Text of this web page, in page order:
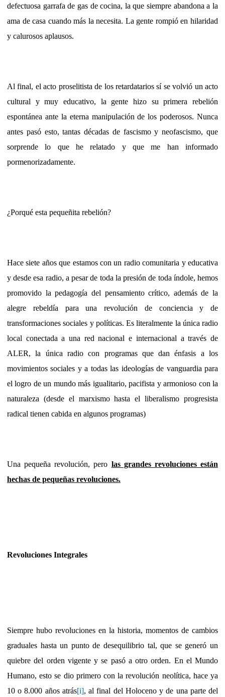
defectuosa garrafa de gas de cocina, la que siempre abandona a la
ama de casa cuando más la necesita. La gente rompió en hilaridad
y calurosos aplausos.
Al final, el acto proselitista de los retardatarios sí se volvió un acto
cultural y muy educativo, la gente hizo su primera rebelión
espontánea ante la eterna manipulación de los poderosos. Nunca
antes pasó esto, tantas décadas de fascismo y neofascismo, que
sorprende lo que he relatado y que me han informado
pormenorizadamente.
¿Porqué esta pequeñita rebelión?
Hace siete años que estamos con un radio comunitaria y educativa
y desde esa radio, a pesar de toda la presión de toda índole, hemos
promovido la pedagogía del pensamiento crítico, además de la
alegre rebeldía para una revolución de conciencia y de
transformaciones sociales y políticas. Es literalmente la única radio
local conectada a una red nacional e internacional a través de
ALER, la única radio con programas que dan énfasis a los
movimientos sociales y a todas las ideologías de vanguardia para
el logro de un mundo más igualitario, pacifista y armonioso con la
naturaleza (desde el marxismo hasta el liberalismo progresista
radical tienen cabida en algunos programas)
Una pequeña revolución, pero las grandes revoluciones están
hechas de pequeñas revoluciones.
Revoluciones Integrales
Siempre hubo revoluciones en la historia, momentos de cambios
graduales hasta un punto de desequilibrio tal, que se generó un
quiebre del orden vigente y se pasó a otro orden. En el Mundo
Humano, esto se dio primero con la revolución neolítica, hace ya
10 o 8.000 años atrás[i], al final del Holoceno y de una parte del